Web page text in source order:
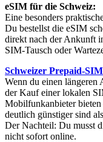
eSIM für die Schweiz:
Eine besonders
Du bestellst die eSIM
direkt nach der Ankunft
SIM-Tausch oder
Schweizer Prepaid-SIM
Wenn du einen längeren
der Kauf einer lokalen
Mobilfunkanbieter
deutlich günstiger sind
Der Nachteil: Du musst
nicht sofort online.